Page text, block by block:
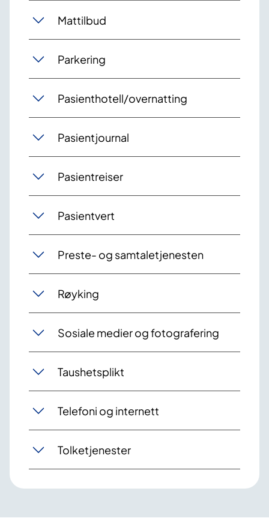
Mattilbud
Parkering
Pasienthotell/overnatting
Pasientjournal
Pasientreiser
Pasientvert
Preste- og samtaletjenesten
Røyking
Sosiale medier og fotografering
Taushetsplikt
Telefoni og internett
Tolketjenester